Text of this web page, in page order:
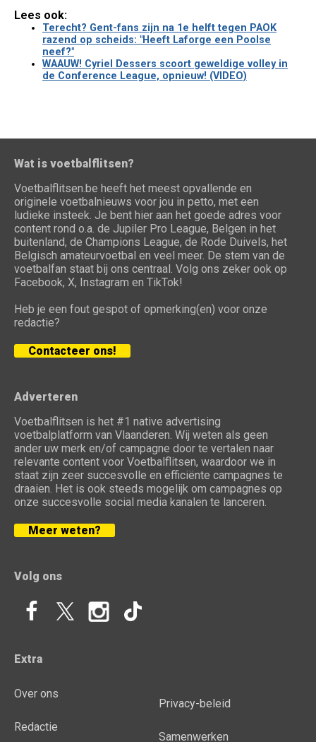
Lees ook:
Terecht? Gent-fans zijn na 1e helft tegen PAOK
razend op scheids: "Heeft Laforge een Poolse
neef?"
WAAUW! Cyriel Dessers scoort geweldige volley in
de Conference League, opnieuw! (VIDEO)
Wat is voetbalflitsen?
Voetbalflitsen.be heeft het meest opvallende en
originele voetbalnieuws voor jou in petto, met een
ludieke insteek. Je bent hier aan het goede adres voor
content rond o.a. de Jupiler Pro League, Belgen in het
buitenland, de Champions League, de Rode Duivels, het
Belgisch amateurvoetbal en veel meer. De stem van de
voetbalfan staat bij ons centraal. Volg ons zeker ook op
Facebook, X, Instagram en TikTok!
Heb je een fout gespot of opmerking(en) voor onze
redactie?
Contacteer ons!
Adverteren
Voetbalflitsen is het #1 native advertising
voetbalplatform van Vlaanderen. Wij weten als geen
ander uw merk en/of campagne door te vertalen naar
relevante content voor Voetbalflitsen, waardoor we in
staat zijn zeer succesvolle en efficiënte campagnes te
draaien. Het is ook steeds mogelijk om campagnes op
onze succesvolle social media kanalen te lanceren.
Meer weten?
Volg ons
Extra
Over ons
Redactie
Privacy-beleid
Samenwerken